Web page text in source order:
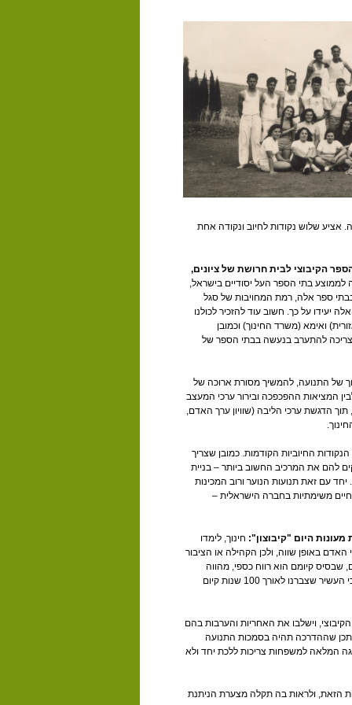
אציע שלוש נקודות לחיוב ונקודה אחת
הקיבוצי לבית חרושת של ציונים,
לממוצע בתי הספר העל יסודיים בישראל,
ספר אלה, רמת המחויבות של סגל
יעידו על כך. חשוב עוד להזכיר לכולנו
ואימא (משרד החינוך) וכמובן
צריכה להתערב בנעשה בבתי הספר של
של התנועה, להמשיך מסורת ארוכה של
המציאות ההפכפכה ובירור ערכי המעצב
הדגשת ערכי הליבה (שוויון ערך האדם,
החיוביות הקודמות. כמובן שצריך
להם את המרכיב החשוב ביותר – בניית
עם זאת תנועות הנוער ורוב המכינות
משימתיות בחברה הישראלית –
היום "קיבוצון": חינוך, לימדו
האדם באופן שווה, ולכן הקהילה או הציבור
שבסיס קיומם הוא רווח כספי, מהווה
סתירת לחי מצלצלת לתפיסת עולם זאת, ובעיקר מגמדת אותנו כחברי קיבוץ על הניסיון הניהולי-ערכי העשיר שצברנו לאורך 100 שנות קיום
וישלבו את האחריות והערבות בהם
שההדרכה תהיה בסמכות התנועה
המלאה למשפחות צריכות ללכת יחד ולא
הזאת, ולראות בה תקלה מצערת הניתנת